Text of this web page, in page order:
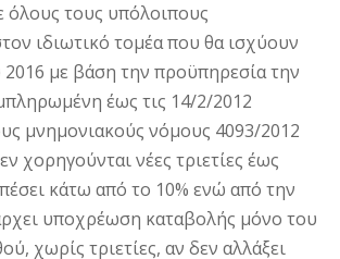
όλους τους υπόλοιπους
ιδιωτικό τομέα που θα ισχύουν
2016 με βάση την προϋπηρεσία την
έως τις 14/2/2012
μνημονιακούς νόμους 4093/2012
χορηγούνται νέες τριετίες έως
κάτω από το 10% ενώ από την
υποχρέωση καταβολής μόνο του
χωρίς τριετίες, αν δεν αλλάξει